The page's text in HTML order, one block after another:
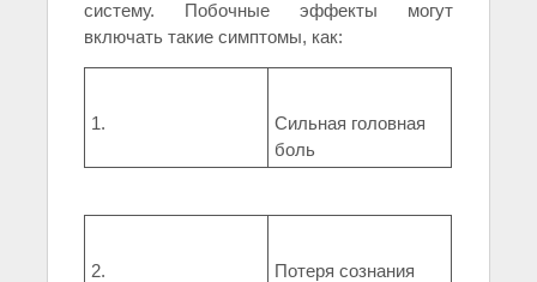
систему. Побочные эффекты могут
включать такие симптомы, как:
1.
Сильная головная
боль
2. Потеря сознания